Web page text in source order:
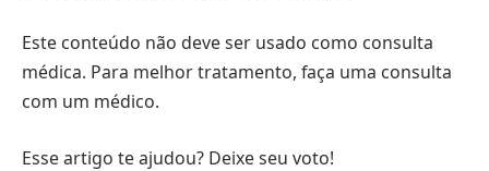
Este conteúdo não deve ser usado como consulta
médica. Para melhor tratamento, faça uma consulta
com um médico.
Esse artigo te ajudou? Deixe seu voto!